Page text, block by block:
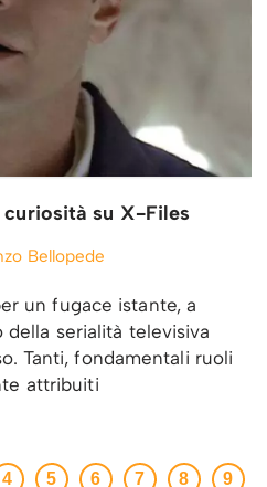
su X-Files
Bellopede
un fugace istante, a
della serialità televisiva
Tanti, fondamentali ruoli
attribuiti
4 5 6 7 8 9